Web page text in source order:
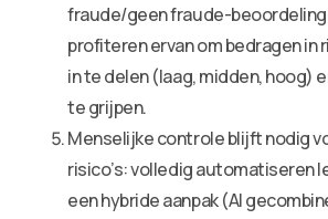
fraude/geen fraude-
profiteren ervan om bedragen
in te delen (laag, midden, hoog)
te grijpen.
Menselijke controle blijft nodig
risico’s: volledig automatiseren
een hybride aanpak (AI